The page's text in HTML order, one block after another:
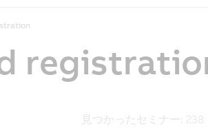
見つかったセミナー: 238